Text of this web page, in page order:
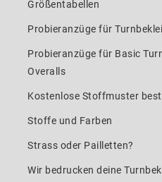
Größentabellen
Probieranzüge für
Probieranzüge für Basic
Overalls
Kostenlose Stoffmuster
Stoffe und Farben
Strass oder Pailletten?
Wir bedrucken deine